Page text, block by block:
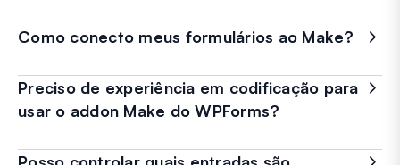
Como conecto meus formulários ao Make?
Preciso de experiência em codificação para
usar o addon Make do WPForms?